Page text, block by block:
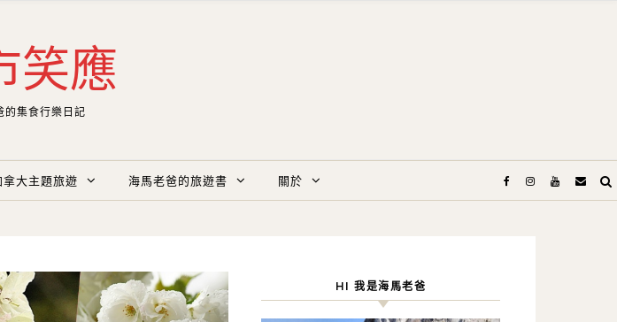
笑應
的集食行樂日記
拿大主題旅遊 海馬老爸的旅遊書 關於
HI 我是海馬老爸